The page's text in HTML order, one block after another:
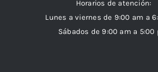
Horarios de atención:
Lunes a viernes de 9:00 am a
Sábados de 9:00 am a 5:00